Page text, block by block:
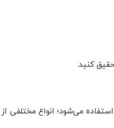
کنید.
می‌شود؛ انواع مختلفی از